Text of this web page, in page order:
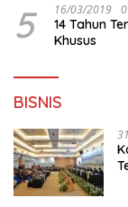
5 16/03/2019
14 Tahun
Khusus
BISNIS